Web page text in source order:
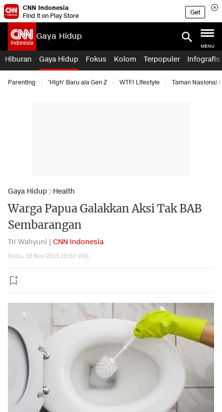
CNN Indonesia
Find it on Play Store
Get
Gaya Hidup
MENU
Hiburan Gaya Hidup Fokus Kolom Terpopuler Infografis
Parenting 'High' Baru ala Gen Z WTF! Lifestyle Taman Nasional
Gaya Hidup Health
Warga Papua Galakkan Aksi Tak BAB
Sembarangan
Tri Wahyuni | CNN Indonesia
Rabu, 18 Nov 2015 16:52 WIB